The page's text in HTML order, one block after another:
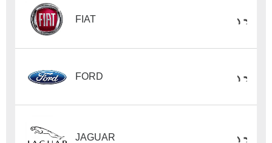
FIAT
FORD
JAGUAR